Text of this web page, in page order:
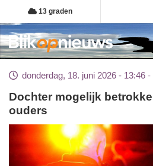
Overslaan
en
naar
de
gaan
13 graden
donderdag, 18. juni 2026 - 13:46
Dochter mogelijk betrokken bij overlijden
ouders